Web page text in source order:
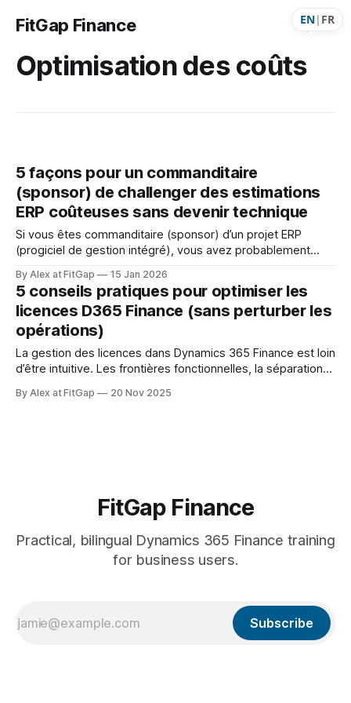
EN| FR
FitGap Finance
Optimisation des coûts
5 façons pour un commanditaire
(sponsor) de challenger des estimations
ERP coûteuses sans devenir technique
Si vous êtes commanditaire (sponsor) d’un projet ERP
(progiciel de gestion intégré), vous avez probablement
la table. Les chiffres sont précis. Le discours est confiant.
Et pourtant, quelque chose vous gêne. Pas parce que
l’équipe manque d’expérience — mais
By Alex at FitGap 15 Jan 2026
5 conseils pratiques pour optimiser les
licences D365 Finance (sans perturber les
opérations)
La gestion des licences dans Dynamics 365 Finance est loin
d’être intuitive. Les frontières fonctionnelles, la séparation
surplus de coûts… sans que l’organisation s’en rende
By Alex at FitGap 20 Nov 2025
FitGap Finance
Practical, bilingual Dynamics 365 Finance training
for business users.
Subscribe